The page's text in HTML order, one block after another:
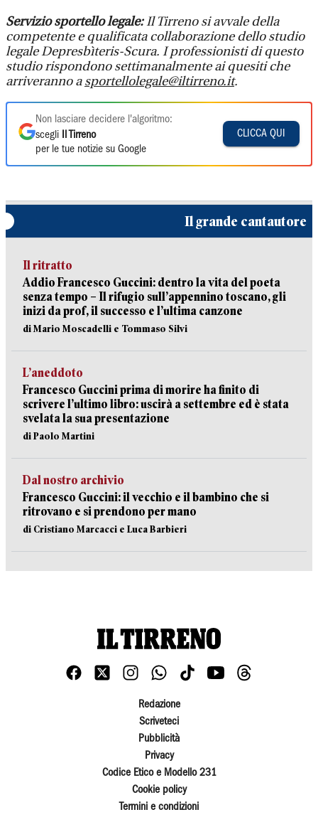
Servizio sportello legale:Il Tirreno si avvale della
competente e qualificata collaborazione dello studio
legale Depresbìteris-Scura. I professionisti di questo
studio rispondono settimanalmente ai quesiti che
arriveranno asportellolegale@iltirreno.it.
Non lasciare decidere l'algoritmo:
scegli
Il Tirreno
per le tue notizie su Google
CLICCA QUI
Il grande cantautore
Il ritratto
Addio Francesco Guccini: dentro la vita del poeta
senza tempo – Il rifugio sull’appennino toscano, gli
inizi da prof, il successo e l’ultima canzone
di Mario Moscadelli e Tommaso Silvi
L’aneddoto
Francesco Guccini prima di morire ha finito di
scrivere l’ultimo libro: uscirà a settembre ed è stata
svelata la sua presentazione
di Paolo Martini
Dal nostro archivio
Francesco Guccini: il vecchio e il bambino che si
ritrovano e si prendono per mano
di Cristiano Marcacci e Luca Barbieri
Redazione
Scriveteci
Pubblicità
Privacy
Codice Etico e Modello 231
Cookie policy
Termini e condizioni